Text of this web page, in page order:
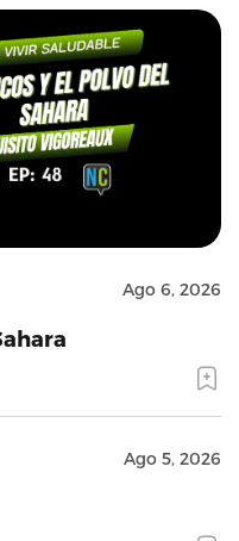
Ago 6, 2026
Ago 5, 2026